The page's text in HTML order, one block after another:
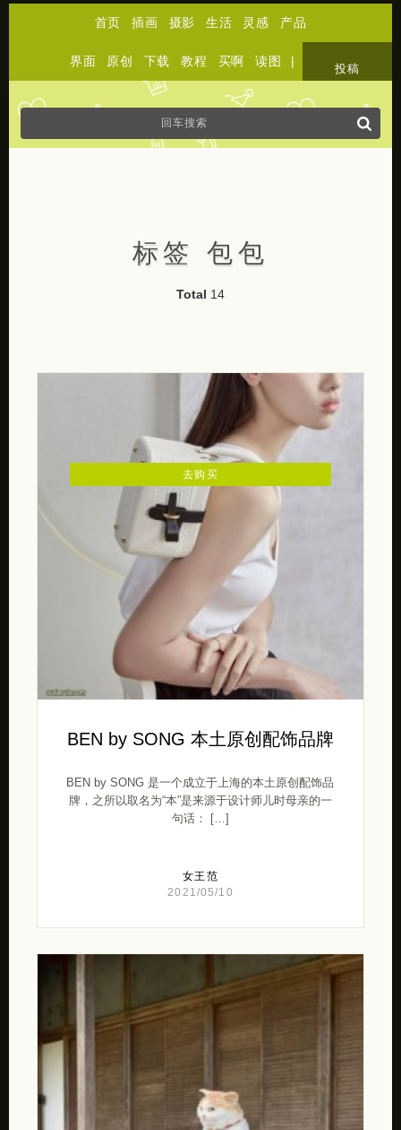
首页 插画 摄影 生活 灵感 产品
界面 原创 下载 教程 买啊 读图 |
投稿
标签 包包
Total 14
去购买
BEN by SONG 本土原创配饰品牌
BEN by SONG 是一个成立于上海的本土原创配饰品
牌，之所以取名为“本”是来源于设计师儿时母亲的一
句话： […]
女王范
2021/05/10